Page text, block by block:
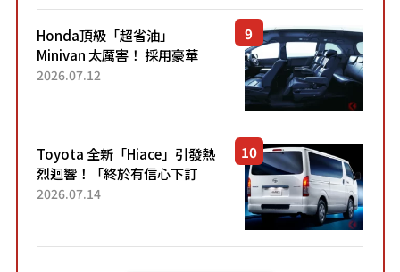
Honda頂級「超省油」
Minivan 太厲害！ 採用豪華
「真皮座椅」與專屬「黑色內
「三...
2026.07.12
Toyota 全新「Hiace」引發熱
烈迴響！「終於有信心下訂
了！」「哪個等級交車最
車？...
2026.07.14